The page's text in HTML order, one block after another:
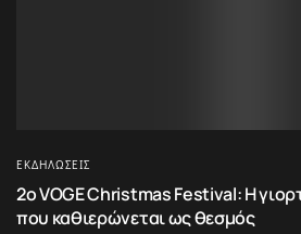
ΕΚΔΗΛΏΣΕΙΣ
2ο VOGE Christmas Festival: Η
που καθιερώνεται ως θεσμός